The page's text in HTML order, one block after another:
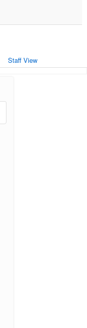
Staff View